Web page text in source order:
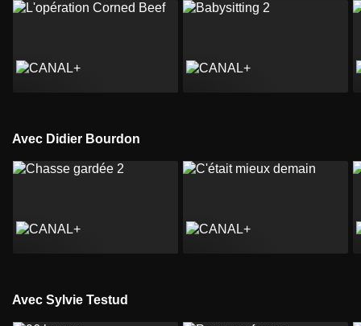
Avec Didier Bourdon
Avec Sylvie Testud